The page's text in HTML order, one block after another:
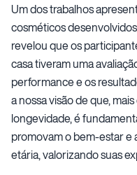
Um dos trabalhos
cosméticos
revelou que os
casa tiveram uma
performance e os
a nossa visão de que,
longevidade, é
promovam o bem-estar e
etária, valorizando suas